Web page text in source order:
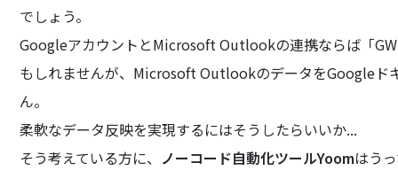
でしょう。
GoogleアカウントとMicrosoft Outlookの連携ならば「
もしれませんが、Microsoft OutlookのデータをGoogleド
ん。
柔軟なデータ反映を実現するにはそうしたらいいか...
そう考えている方に、 ノーコード自動化ツールYoomはう